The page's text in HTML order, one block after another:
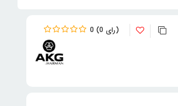
0 0